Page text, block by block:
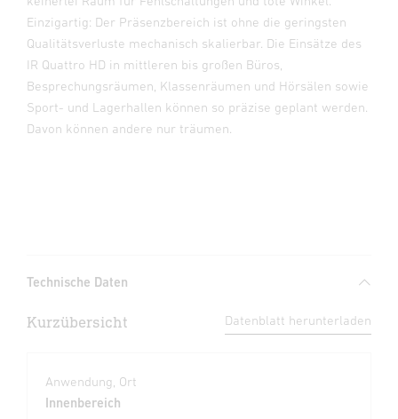
Einzigartig: Der Präsenzbereich ist ohne die geringsten
Qualitätsverluste mechanisch skalierbar. Die Einsätze des
IR Quattro HD in mittleren bis großen Büros,
Besprechungsräumen, Klassenräumen und Hörsälen sowie
Sport- und Lagerhallen können so präzise geplant werden.
Davon können andere nur träumen.
Technische Daten
Kurzübersicht Datenblatt herunterladen
Anwendung, Ort
Innenbereich